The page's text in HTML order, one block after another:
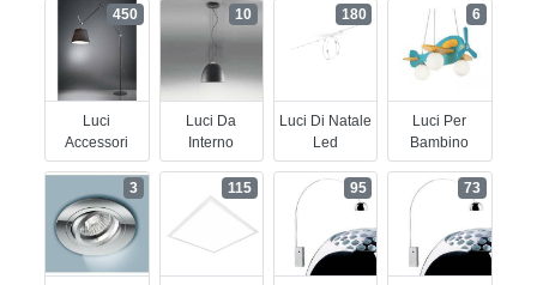
Luci
Accessori
450
Luci Da
Interno
10
Luci Di Natale
Led
180
Luci Per
Bambino
6
3 115 95 73